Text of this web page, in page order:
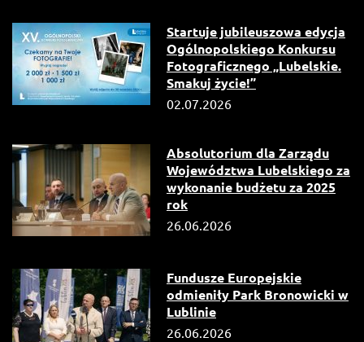
Startuje jubileuszowa edycja
Ogólnopolskiego Konkursu
Fotograficznego „Lubelskie.
Smakuj życie!”
02.07.2026
Absolutorium dla Zarządu
Województwa Lubelskiego za
wykonanie budżetu za 2025
rok
26.06.2026
Fundusze Europejskie
odmieniły Park Bronowicki w
Lublinie
26.06.2026